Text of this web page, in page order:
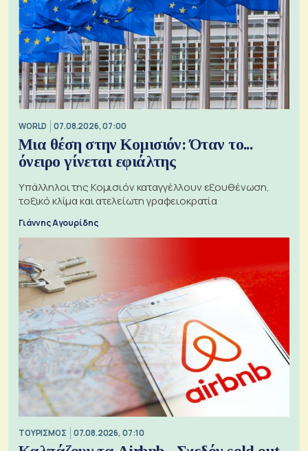
WORLD 07.08.2026, 07:00
Μια θέση στην Κομισιόν: Όταν το...
όνειρο γίνεται εφιάλτης
Υπάλληλοι της Κομισιόν καταγγέλλουν εξουθένωση,
τοξικό κλίμα και ατελείωτη γραφειοκρατία
Γιάννης Αγουρίδης
ΤΟΥΡΙΣΜΟΣ 07.08.2026, 07:10